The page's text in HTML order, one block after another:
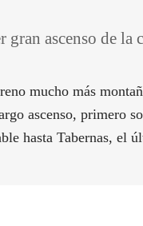
ascenso de la
mucho más
ascenso, primero
hasta Tabernas, el